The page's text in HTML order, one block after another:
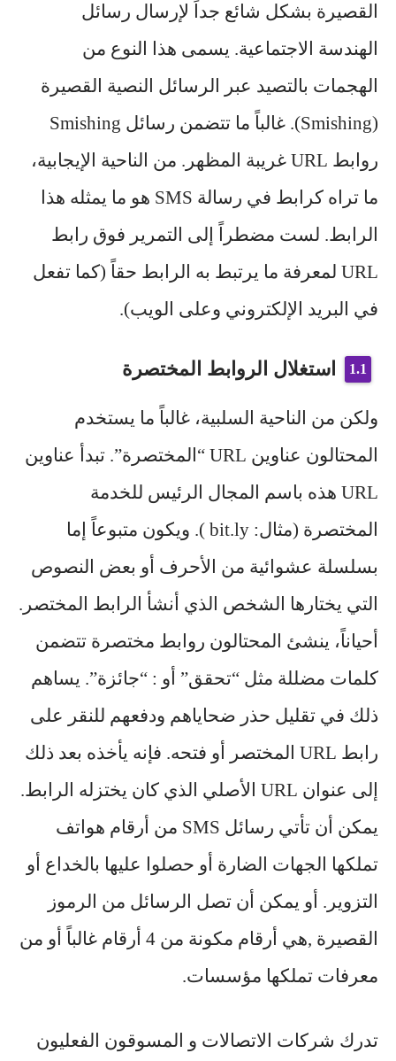
القصيرة بشكل شائع جداً لإرسال رسائل
الهندسة الاجتماعية. يسمى هذا النوع من
الهجمات بالتصيد عبر الرسائل النصية القصيرة
(Smishing). غالباً ما تتضمن رسائل Smishing
روابط URL غريبة المظهر. من الناحية الإيجابية،
ما تراه كرابط في رسالة SMS هو ما يمثله هذا
الرابط. لست مضطراً إلى التمرير فوق رابط
URL لمعرفة ما يرتبط به الرابط حقاً (كما تفعل
في البريد الإلكتروني وعلى الويب).
استغلال الروابط المختصرة
ولكن من الناحية السلبية، غالباً ما يستخدم
المحتالون عناوين URL “المختصرة”. تبدأ عناوين
URL هذه باسم المجال الرئيس للخدمة
المختصرة (مثال: bit.ly ). ويكون متبوعاً إما
بسلسلة عشوائية من الأحرف أو بعض النصوص
التي يختارها الشخص الذي أنشأ الرابط المختصر.
أحياناً، ينشئ المحتالون روابط مختصرة تتضمن
كلمات مضللة مثل “تحقق” أو : “جائزة”. يساهم
ذلك في تقليل حذر ضحاياهم ودفعهم للنقر على
رابط URL المختصر أو فتحه. فإنه يأخذه بعد ذلك
إلى عنوان URL الأصلي الذي كان يختزله الرابط.
يمكن أن تأتي رسائل SMS من أرقام هواتف
تملكها الجهات الضارة أو حصلوا عليها بالخداع أو
التزوير. أو يمكن أن تصل الرسائل من الرموز
القصيرة ,هي أرقام مكونة من 4 أرقام غالباً أو من
معرفات تملكها مؤسسات.
تدرك شركات الاتصالات و المسوقون الفعليون